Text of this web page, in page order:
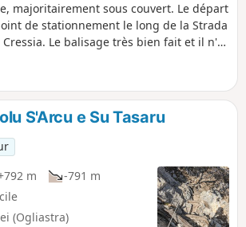
majoritairement sous couvert. Le départ
de stationnement le long de la Strada
Le balisage très bien fait et il n'y
S'Arcu e Su Tasaru
m
-791 m
(Ogliastra)